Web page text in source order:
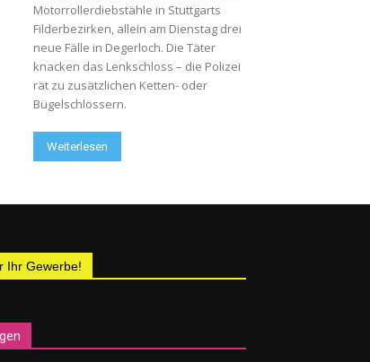
Motorrollerdiebstähle in Stuttgarts
Filderbezirken, allein am Dienstag drei
neue Fälle in Degerloch. Die Täter
knacken das Lenkschloss – die Polizei
rät zu zusätzlichen Ketten- oder
Bügelschlössern.
Weiterlesen
Ihr Gewerbe!